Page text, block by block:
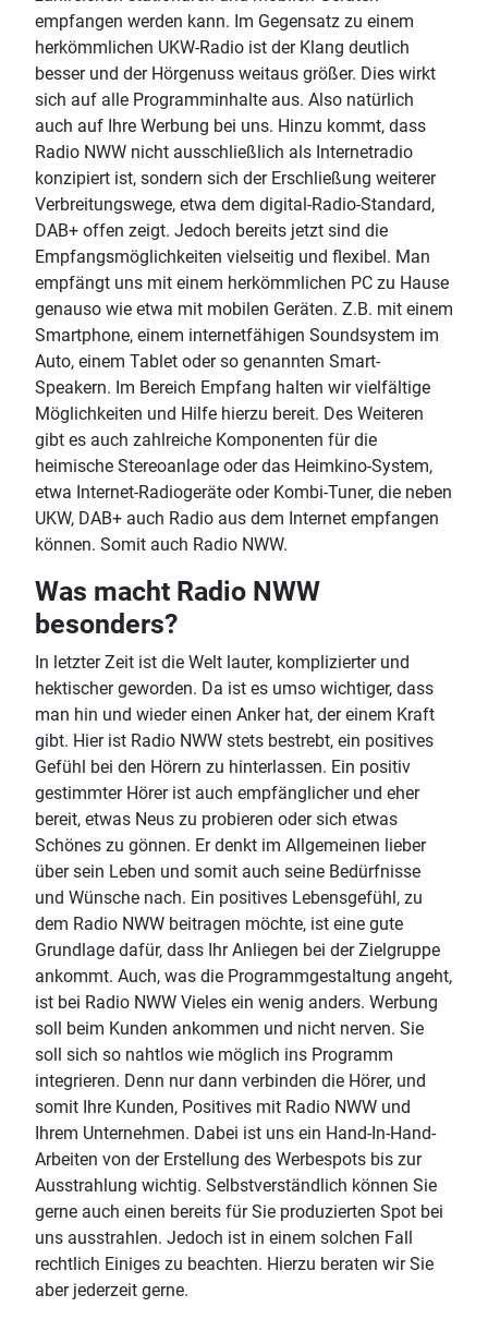
empfangen werden kann. Im Gegensatz zu einem
herkömmlichen UKW-Radio ist der Klang deutlich
besser und der Hörgenuss weitaus größer. Dies wirkt
sich auf alle Programminhalte aus. Also natürlich
auch auf Ihre Werbung bei uns. Hinzu kommt, dass
Radio NWW nicht ausschließlich als Internetradio
konzipiert ist, sondern sich der Erschließung weiterer
Verbreitungswege, etwa dem digital-Radio-Standard,
DAB+ offen zeigt. Jedoch bereits jetzt sind die
Empfangsmöglichkeiten vielseitig und flexibel. Man
empfängt uns mit einem herkömmlichen PC zu Hause
genauso wie etwa mit mobilen Geräten. Z.B. mit einem
Smartphone, einem internetfähigen Soundsystem im
Auto, einem Tablet oder so genannten Smart-
Speakern. Im Bereich Empfang halten wir vielfältige
Möglichkeiten und Hilfe hierzu bereit. Des Weiteren
gibt es auch zahlreiche Komponenten für die
heimische Stereoanlage oder das Heimkino-System,
etwa Internet-Radiogeräte oder Kombi-Tuner, die neben
UKW, DAB+ auch Radio aus dem Internet empfangen
können. Somit auch Radio NWW.
Was macht Radio NWW
besonders?
In letzter Zeit ist die Welt lauter, komplizierter und
hektischer geworden. Da ist es umso wichtiger, dass
man hin und wieder einen Anker hat, der einem Kraft
gibt. Hier ist Radio NWW stets bestrebt, ein positives
Gefühl bei den Hörern zu hinterlassen. Ein positiv
gestimmter Hörer ist auch empfänglicher und eher
bereit, etwas Neus zu probieren oder sich etwas
Schönes zu gönnen. Er denkt im Allgemeinen lieber
über sein Leben und somit auch seine Bedürfnisse
und Wünsche nach. Ein positives Lebensgefühl, zu
dem Radio NWW beitragen möchte, ist eine gute
Grundlage dafür, dass Ihr Anliegen bei der Zielgruppe
ankommt. Auch, was die Programmgestaltung angeht,
ist bei Radio NWW Vieles ein wenig anders. Werbung
soll beim Kunden ankommen und nicht nerven. Sie
soll sich so nahtlos wie möglich ins Programm
integrieren. Denn nur dann verbinden die Hörer, und
somit Ihre Kunden, Positives mit Radio NWW und
Ihrem Unternehmen. Dabei ist uns ein Hand-In-Hand-
Arbeiten von der Erstellung des Werbespots bis zur
Ausstrahlung wichtig. Selbstverständlich können Sie
gerne auch einen bereits für Sie produzierten Spot bei
uns ausstrahlen. Jedoch ist in einem solchen Fall
rechtlich Einiges zu beachten. Hierzu beraten wir Sie
aber jederzeit gerne.